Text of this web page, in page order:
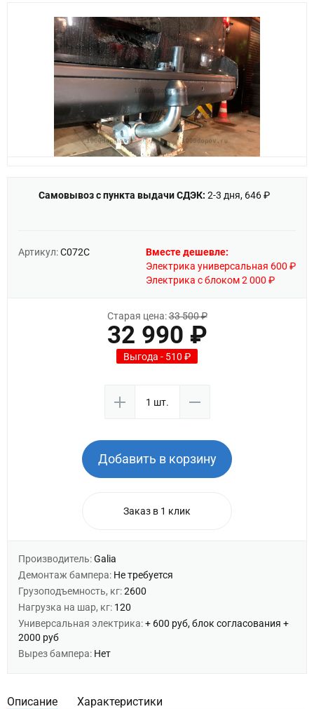
Самовывоз с пункта выдачи СДЭК: 2-3 дня, 646 ₽
Артикул:C072C
Вместе дешевле:
Электрика универсальная 600 ₽
Электрика с блоком 2 000 ₽
Старая цена:33 500 ₽
32 990 ₽
Выгода - 510 ₽
Добавить в корзину
Заказ в 1 клик
Производитель:Galia
Демонтаж бампера: Не требуется
Грузоподъемность, кг:2600
Нагрузка на шар, кг: 120
Универсальная электрика:+ 600 руб, блок согласования +
2000 руб
Вырез бампера: Нет
Описание Характеристики